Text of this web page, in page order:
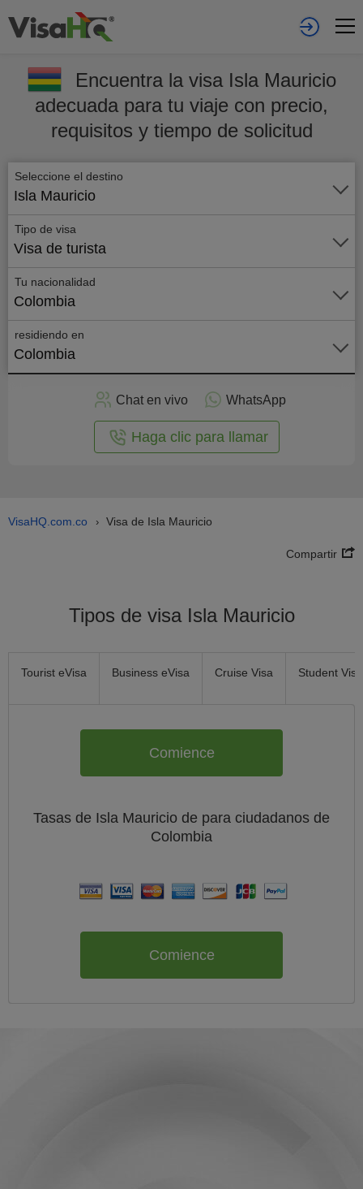
Encuentra la visa Isla Mauricio
adecuada para tu viaje con precio,
requisitos y tiempo de solicitud
Seleccione el destino
Isla Mauricio
Tipo de visa
Visa de turista
Tu nacionalidad
Colombia
residiendo en
Colombia
Chat en vivo WhatsApp
Haga clic para llamar
VisaHQ.com.co › Visa de Isla Mauricio
Compartir
Tipos de visa Isla Mauricio
Tourist eVisa Business eVisa Cruise Visa Student Visa
Comience
Tasas de Isla Mauricio de para ciudadanos de
Colombia
Comience